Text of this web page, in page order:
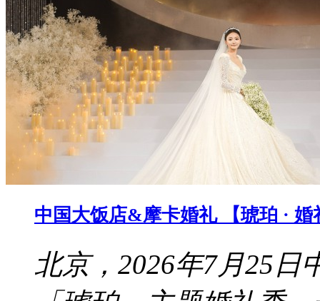
中国大饭店&摩卡婚礼 【琥珀 ·
北京，2026年7月25日